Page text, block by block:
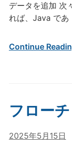
データを追加 次
れば、Java で
Continue
フロー
2025年5月15日